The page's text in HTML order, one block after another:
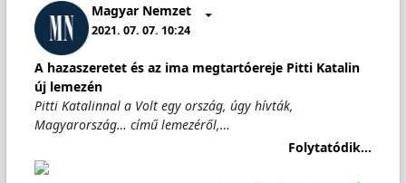
Magyar Nemzet
2021. 07. 07. 10:24
A hazaszeretet és az ima megtartóereje Pitti Katalin
új lemezén
Pitti Katalinnal a Volt egy ország, úgy hívták,
Magyarország… című lemezéről,…
Folytatódik...